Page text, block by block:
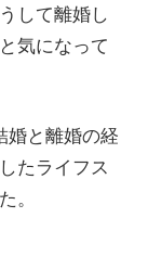
して離婚し
気になって
婚と離婚の経
たライフス
。